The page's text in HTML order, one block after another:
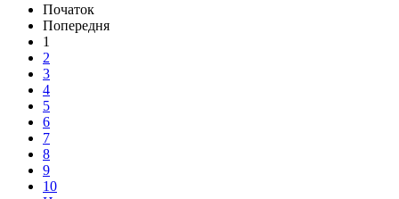
Початок
Попередня
1
2
3
4
5
6
7
8
9
10